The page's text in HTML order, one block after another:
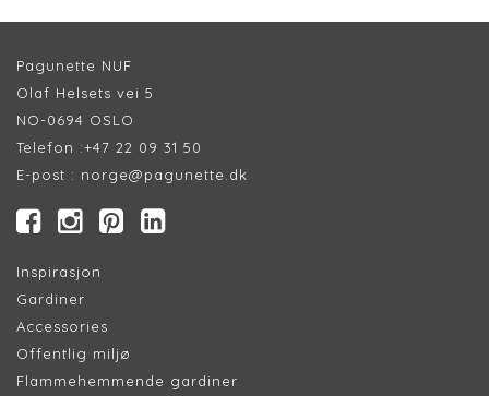
Pagunette NUF
Olaf Helsets vei 5
NO-0694 OSLO
Telefon :+47 22 09 31 50
E-post : norge@pagunette.dk
Inspirasjon
Gardiner
Accessories
Offentlig miljø
Flammehemmende gardiner